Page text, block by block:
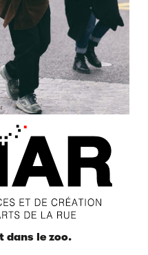
dans le zoo.